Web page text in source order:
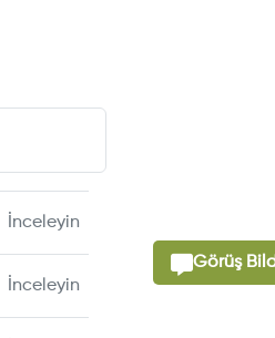
İnceleyin
İnceleyin
Görüş